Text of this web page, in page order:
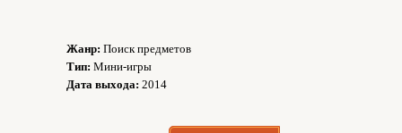
Жанр: Поиск предметов
Тип: Мини-игры
Дата выхода: 2014